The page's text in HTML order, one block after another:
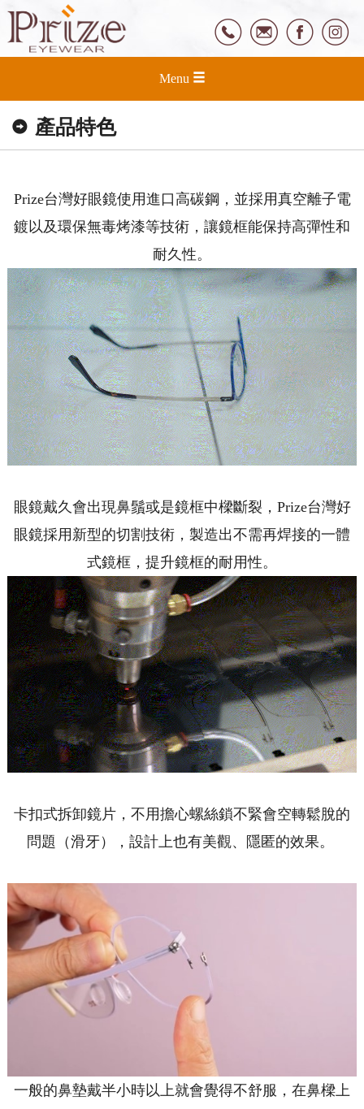
Menu
產品特色
Prize台灣好眼鏡使用進口高碳鋼，並採用真空離子電
鍍以及環保無毒烤漆等技術，讓鏡框能保持高彈性和
耐久性。
眼鏡戴久會出現鼻鬚或是鏡框中樑斷裂，Prize台灣好
眼鏡採用新型的切割技術，製造出不需再焊接的一體
式鏡框，提升鏡框的耐用性。
卡扣式拆卸鏡片，不用擔心螺絲鎖不緊會空轉鬆脫的
問題（滑牙），設計上也有美觀、隱匿的效果。
一般的鼻墊戴半小時以上就會覺得不舒服，在鼻樑上